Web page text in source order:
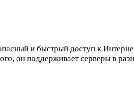
и быстрый доступ к
он поддерживает серверы в